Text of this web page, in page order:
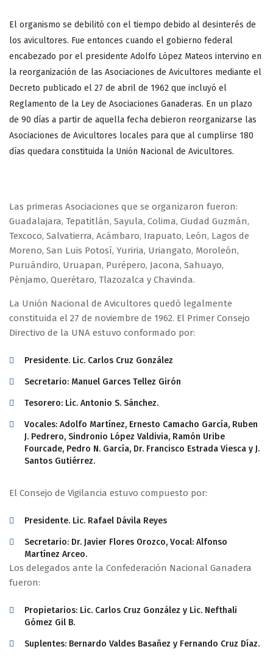
El organismo se debilitó con el tiempo debido al desinterés de
los avicultores. Fue entonces cuando el gobierno federal
encabezado por el presidente Adolfo López Mateos intervino en
la reorganización de las Asociaciones de Avicultores mediante el
Decreto publicado el 27 de abril de 1962 que incluyó el
Reglamento de la Ley de Asociaciones Ganaderas. En un plazo
de 90 días a partir de aquella fecha debieron reorganizarse las
Asociaciones de Avicultores locales para que al cumplirse 180
días quedara constituida la Unión Nacional de Avicultores.
Las primeras Asociaciones que se organizaron fueron:
Guadalajara, Tepatitlán, Sayula, Colima, Ciudad Guzmán,
Texcoco, Salvatierra, Acámbaro, Irapuato, León, Lagos de
Moreno, San Luis Potosí, Yuriria, Uriangato, Moroleón,
Puruándiro, Uruapan, Purépero, Jacona, Sahuayo,
Pénjamo, Querétaro, Tlazozalca y Chavinda.
La Unión Nacional de Avicultores quedó legalmente
constituida el 27 de noviembre de 1962. El Primer Consejo
Directivo de la UNA estuvo conformado por:
Presidente. Lic. Carlos Cruz González
Secretario: Manuel Garces Tellez Girón
Tesorero: Lic. Antonio S. Sánchez.
Vocales: Adolfo Martínez, Ernesto Camacho García, Ruben
J. Pedrero, Sindronio López Valdivia, Ramón Uribe
Fourcade, Pedro N. García, Dr. Francisco Estrada Viesca y J.
Santos Gutiérrez.
El Consejo de Vigilancia estuvo compuesto por:
Presidente. Lic. Rafael Dávila Reyes
Secretario: Dr. Javier Flores Orozco, Vocal: Alfonso
Martínez Arceo.
Los delegados ante la Confederación Nacional Ganadera
fueron:
Propietarios: Lic. Carlos Cruz González y Lic. Nefthali
Gómez Gil B.
Suplentes: Bernardo Valdes Basañez y Fernando Cruz Díaz.